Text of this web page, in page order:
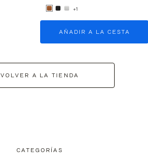
+1
AÑADIR A LA CESTA
VOLVER A LA TIENDA
CATEGORÍAS